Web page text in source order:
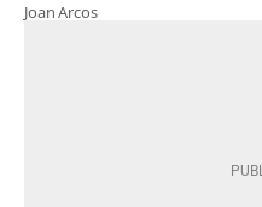
Joan Arcos